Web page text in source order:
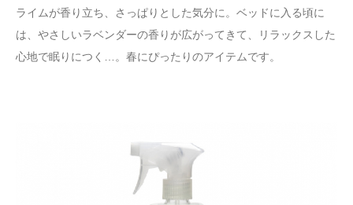
ライムが香り立ち、さっぱりとした気分に。ベッドに入る頃に
は、やさしいラベンダーの香りが広がってきて、リラックスした
心地で眠りにつく…。春にぴったりのアイテムです。